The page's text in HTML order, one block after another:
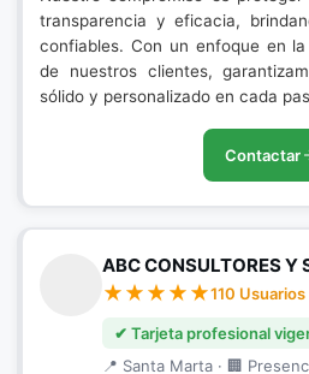
transparencia y eficacia,
confiables. Con un enfoque en
de nuestros clientes,
sólido y personalizado en cada
Contactar
ABC CONSULTORES Y
110 Usuarios
✔ Tarjeta profesional
📍 Santa Marta · 🏢